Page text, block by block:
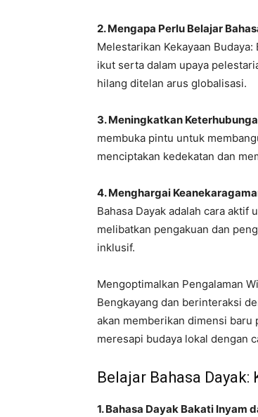
2. Mengapa Perlu Belajar
Melestarikan Kekayaan
ikut serta dalam upaya
hilang ditelan arus globalisasi.
3. Meningkatkan
membuka pintu untuk
menciptakan kedekatan dan
4. Menghargai
Bahasa Dayak adalah cara aktif
melibatkan pengakuan dan
inklusif.
Mengoptimalkan Pengalaman
Bengkayang dan berinteraksi
akan memberikan dimensi baru
meresapi budaya lokal dengan
Belajar Bahasa Dayak:
1. Bahasa Dayak Bakati Inyam